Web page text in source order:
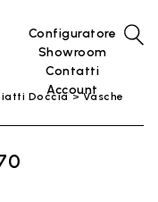
Configuratore
Showroom
Contatti
Account
Doccia
Vasche